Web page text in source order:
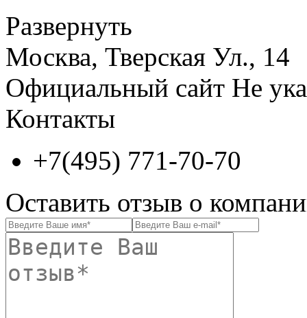
Развернуть
Москва, Тверская Ул., 14
Официальный сайт Не
Контакты
+7(495) 771-70-70
Оставить отзыв о